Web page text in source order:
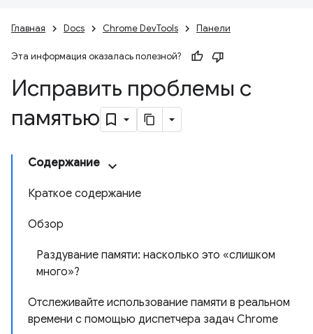
Главная Docs Chrome DevTools Панели
Эта информация оказалась полезной?
Исправить проблемы с
памятью
Содержание
Краткое содержание
Обзор
Раздувание памяти: насколько это «слишком
много»?
Отслеживайте использование памяти в реальном
времени с помощью диспетчера задач Chrome